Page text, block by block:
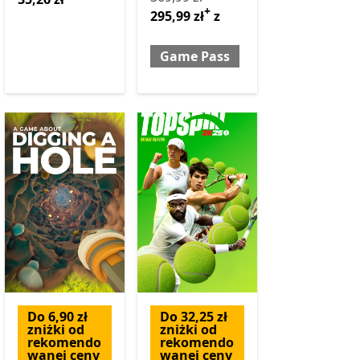
295,99 zł+ z
Game Pass
Do 6,90 zł
zniżki od
rekomendo
wanej ceny
Do 32,25 zł
zniżki od
rekomendo
wanej ceny